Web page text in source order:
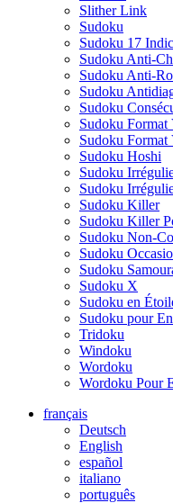
Slither Link
Sudoku
Sudoku 17
Sudoku Anti-
Sudoku Anti-
Sudoku
Sudoku
Sudoku Format
Sudoku Format
Sudoku Hoshi
Sudoku
Sudoku
Sudoku Killer
Sudoku Killer
Sudoku Non-
Sudoku
Sudoku
Sudoku X
Sudoku en
Sudoku pour
Tridoku
Windoku
Wordoku
Wordoku Pour
français
Deutsch
English
español
italiano
português